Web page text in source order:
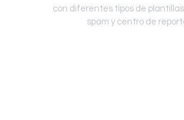
con diferentes tipos de
spam y centro de